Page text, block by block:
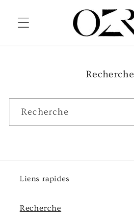
au
Recherche
Recherche
Liens rapides
Recherche